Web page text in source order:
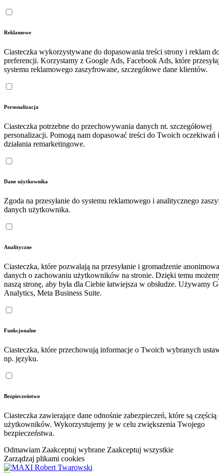
Reklamowe
Ciasteczka wykorzystywane do dopasowania treści strony i reklam
preferencji. Korzystamy z Google Ads, Facebook Ads, które
systemu reklamowego zaszyfrowane, szczegółowe dane klientów.
Personalizacja
Ciasteczka potrzebne do przechowywania danych nt. szczegółowej
personalizacji. Pomogą nam dopasować treści do Twoich oczekiwań
działania remarketingowe.
Dane użytkownika
Zgoda na przesyłanie do systemu reklamowego i analitycznego
danych użytkownika.
Analityczne
Ciasteczka, które pozwalają na przesyłanie i gromadzenie
danych o zachowaniu użytkowników na stronie. Dzięki temu
naszą stronę, aby była dla Ciebie łatwiejsza w obsłudze. Używamy
Analytics, Meta Business Suite.
Funkcjonalne
Ciasteczka, które przechowują informacje o Twoich wybranych
np. języku.
Bezpieczeństwo
Ciasteczka zawierające dane odnośnie zabezpieczeń, które są
użytkowników. Wykorzystujemy je w celu zwiększenia Twojego
bezpieczeństwa.
Odmawiam Zaakceptuj wybrane Zaakceptuj wszystkie
Zarządzaj plikami cookies